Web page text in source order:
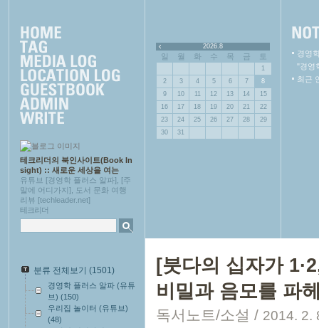
테크리더의 북인사이트(Book In
sight) :: 새로운 세상을 여는
유튜브 [경영학 플러스 알파], [주
말에 어디가지], 도서 문화 여행
리뷰 [techleader.net]
테크리더
분류 전체보기 (1501)
경영학 플러스 알파 (유튜
브) (150)
우리집 놀이터 (유튜브)
(48)
2026.8
일 월 화 수 목 금 토
1
2
3 4 5 6 7
8
9
10 11 12 13 14
15
16
17 18 19 20 21
22
23
24 25 26 27 28
29
30
31
경영
"경영
최근
[붓다의 십자가
비밀과 음모를 파
독서노트/소설 / 2014. 2.